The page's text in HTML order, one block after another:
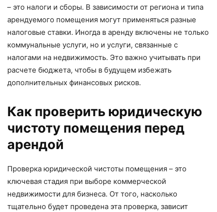
– это налоги и сборы. В зависимости от региона и типа
арендуемого помещения могут применяться разные
налоговые ставки. Иногда в аренду включены не только
коммунальные услуги, но и услуги, связанные с
налогами на недвижимость. Это важно учитывать при
расчете бюджета, чтобы в будущем избежать
дополнительных финансовых рисков.
Как проверить юридическую
чистоту помещения перед
арендой
Проверка юридической чистоты помещения – это
ключевая стадия при выборе коммерческой
недвижимости для бизнеса. От того, насколько
тщательно будет проведена эта проверка, зависит